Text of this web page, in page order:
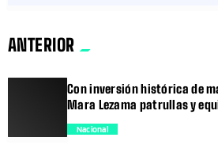
ANTERIOR
Con inversión histórica de
Mara Lezama patrullas y
Nacional